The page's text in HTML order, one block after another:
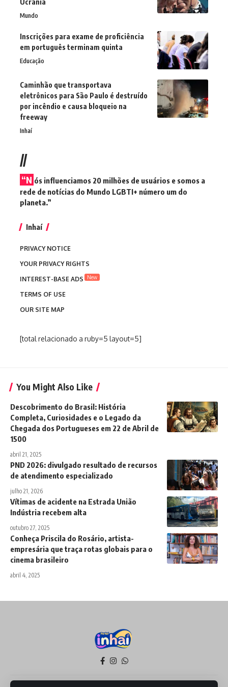
Mundo
Inscrições para exame de proficiência
em português terminam quinta
Educação
Caminhão que transportava
eletrônicos para São Paulo é destruído
por incêndio e causa bloqueio na
freeway
Inhaí
//
“N ós influenciamos 20 milhões de usuários e somos a
rede de notícias do Mundo LGBTI+ número um do
planeta.”
Inhaí
PRIVACY NOTICE
YOUR PRIVACY RIGHTS
INTEREST-BASE ADS
New
TERMS OF USE
OUR SITE MAP
[total relacionado a ruby=5 layout=5]
You Might Also Like
Descobrimento do Brasil: História
Completa, Curiosidades e o Legado da
Chegada dos Portugueses em 22 de Abril de
1500
abril 21, 2025
PND 2026: divulgado resultado de recursos
de atendimento especializado
julho 21, 2026
Vítimas de acidente na Estrada União
Indústria recebem alta
outubro 27, 2025
Conheça Priscila do Rosário, artista-
empresária que traça rotas globais para o
cinema brasileiro
abril 4, 2025